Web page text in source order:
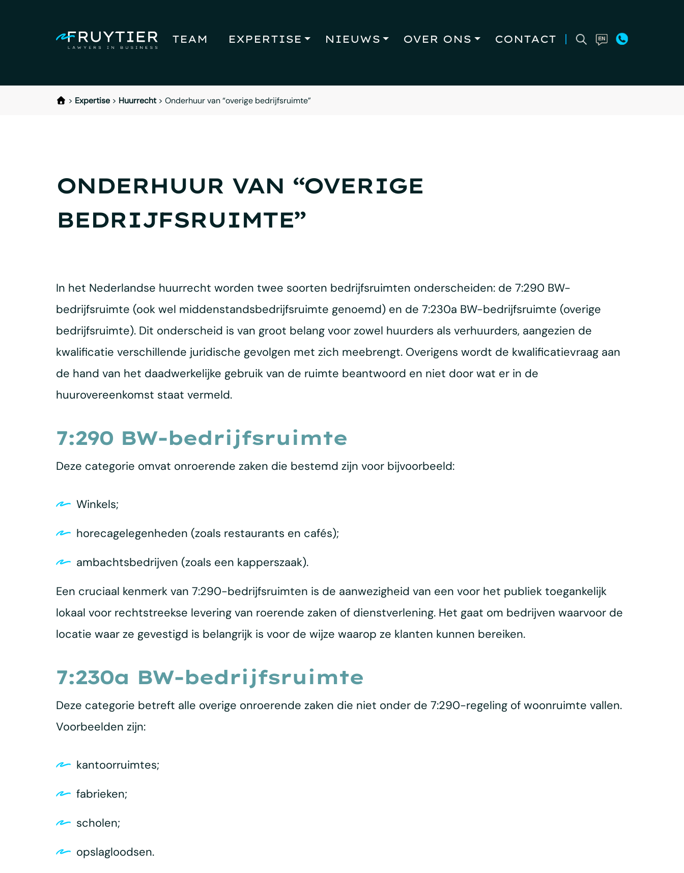
TEAM EXPERTISE NIEUWS OVER ONS CONTACT
> Expertise> Huurrecht> Onderhuur van “overige bedrijfsruimte”
ONDERHUUR VAN “OVERIGE
BEDRIJFSRUIMTE”
In het Nederlandse huurrecht worden twee soorten bedrijfsruimten onderscheiden: de 7:290 BW-
bedrijfsruimte (ook wel middenstandsbedrijfsruimte genoemd) en de 7:230a BW-bedrijfsruimte (overige
bedrijfsruimte). Dit onderscheid is van groot belang voor zowel huurders als verhuurders, aangezien de
kwalificatie verschillende juridische gevolgen met zich meebrengt. Overigens wordt de kwalificatievraag aan
de hand van het daadwerkelijke gebruik van de ruimte beantwoord en niet door wat er in de
huurovereenkomst staat vermeld.
7:290 BW-bedrijfsruimte
Deze categorie omvat onroerende zaken die bestemd zijn voor bijvoorbeeld:
Winkels;
horecagelegenheden (zoals restaurants en cafés);
ambachtsbedrijven (zoals een kapperszaak).
Een cruciaal kenmerk van 7:290-bedrijfsruimten is de aanwezigheid van een voor het publiek toegankelijk
lokaal voor rechtstreekse levering van roerende zaken of dienstverlening. Het gaat om bedrijven waarvoor de
locatie waar ze gevestigd is belangrijk is voor de wijze waarop ze klanten kunnen bereiken.
7:230a BW-bedrijfsruimte
Deze categorie betreft alle overige onroerende zaken die niet onder de 7:290-regeling of woonruimte vallen.
Voorbeelden zijn:
kantoorruimtes;
fabrieken;
scholen;
opslagloodsen.